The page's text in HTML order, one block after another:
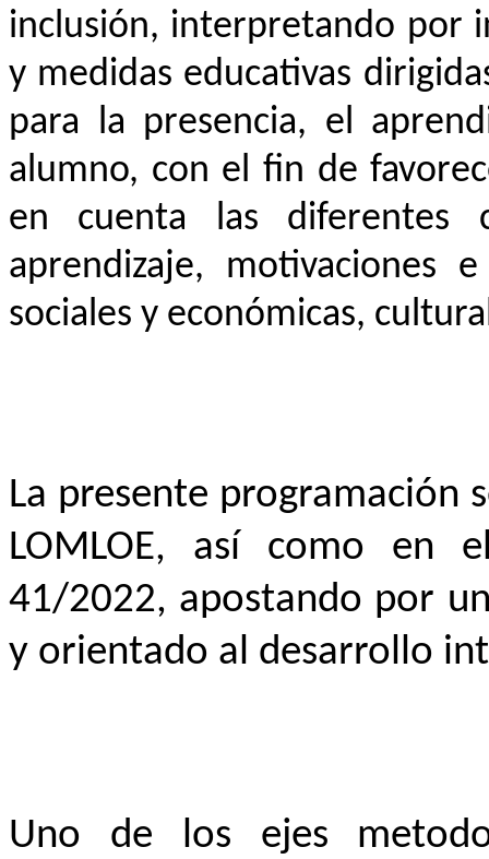
inclusión, interpretando por
y medidas educativas
para la presencia, el
alumno, con el fin de
en cuenta las diferentes
aprendizaje, motivaciones
sociales y económicas,
La presente programación
LOMLOE, así como en
41/2022, apostando por
y orientado al desarrollo
Uno de los ejes